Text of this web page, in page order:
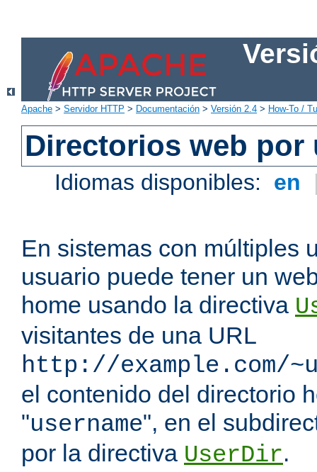
Apache > Servidor HTTP > Documentación > Versión 2.4 > How-To /
Directorios web por
Idiomas disponibles: en
En sistemas con múltiples
usuario puede tener un
home usando la directiva
visitantes de una URL
http://example.com/
el contenido del directorio
"username", en el
por la directiva UserDir.